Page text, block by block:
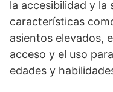
la accesibilidad y la
características
asientos elevados,
acceso y el uso
edades y